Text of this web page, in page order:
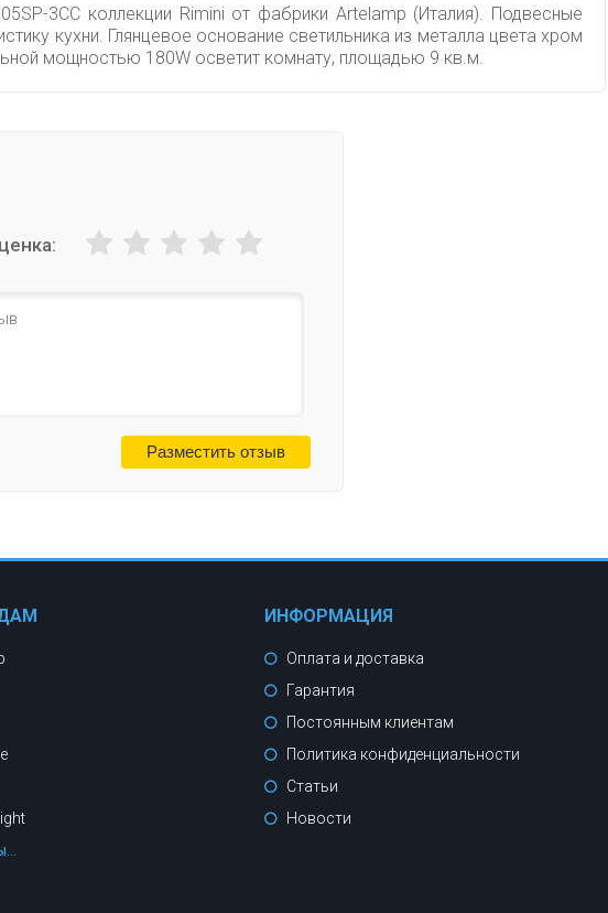
3CC коллекции Rimini от фабрики Artelamp (Италия). Подвесные
кухни. Глянцевое основание светильника из металла цвета хром
мощностью 180W осветит комнату, площадью 9 кв.м.
ИНФОРМАЦИЯ
Оплата и доставка
Гарантия
Постоянным клиентам
Политика конфиденциальности
Статьи
Новости